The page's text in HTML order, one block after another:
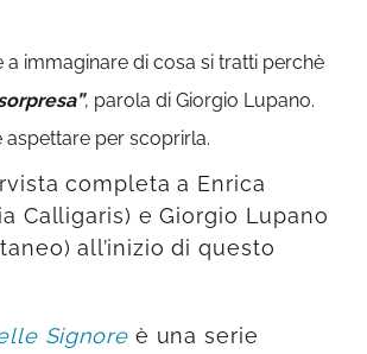
a immaginare di cosa si tratti perchè
, parola di Giorgio Lupano.
aspettare per scoprirla.
completa a Enrica
Calligaris) e Giorgio Lupano
all’inizio di questo
Signoreè una serie